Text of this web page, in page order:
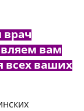
врач
вам
всех ваших